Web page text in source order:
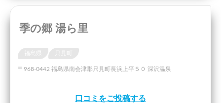
季の郷 湯ら里
〒968-0442 福島県南会津郡只見町長浜上平５０ 深沢温泉
口コミをご投稿する